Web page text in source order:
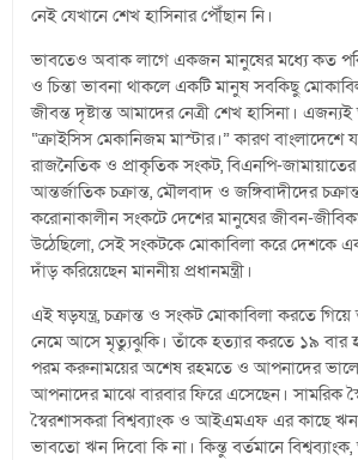
নেই যেখানে শেখ হাসিনার পৌঁছান নি।
ভাবতেও অবাক লাগে একজন মানুষের মধ্যে কত
ও চিন্তা ভাবনা থাকলে একটি মানুষ সবকিছু
জীবন্ত দৃষ্টান্ত আমাদের নেত্রী শেখ হাসিনা।
“ক্রাইসিস মেকানিজম মাস্টার।” কারণ বাংলাদেশে
রাজনৈতিক ও প্রাকৃতিক সংকট, বিএনপি-জামায়াতের
আন্তর্জাতিক চক্রান্ত, মৌলবাদ ও জঙ্গিবাদীদের
করোনাকালীন সংকটে দেশের মানুষের জীবন-
উঠেছিলো, সেই সংকটকে মোকাবিলা করে দেশকে
দাঁড় করিয়েছেন মাননীয় প্রধানমন্ত্রী।
এই ষড়যন্ত্র, চক্রান্ত ও সংকট মোকাবিলা করতে
নেমে আসে মৃত্যুঝুকি। তাঁকে হত্যার করতে ১৯ বার
পরম করুনাময়ের অশেষ রহমতে ও আপনাদের
আপনাদের মাঝে বারবার ফিরে এসেছেন। সামরিক
স্বৈরশাসকরা বিশ্বব্যাংক ও আইএমএফ এর কাছে ঋন
ভাবতো ঋন দিবো কি না। কিন্তু বর্তমানে